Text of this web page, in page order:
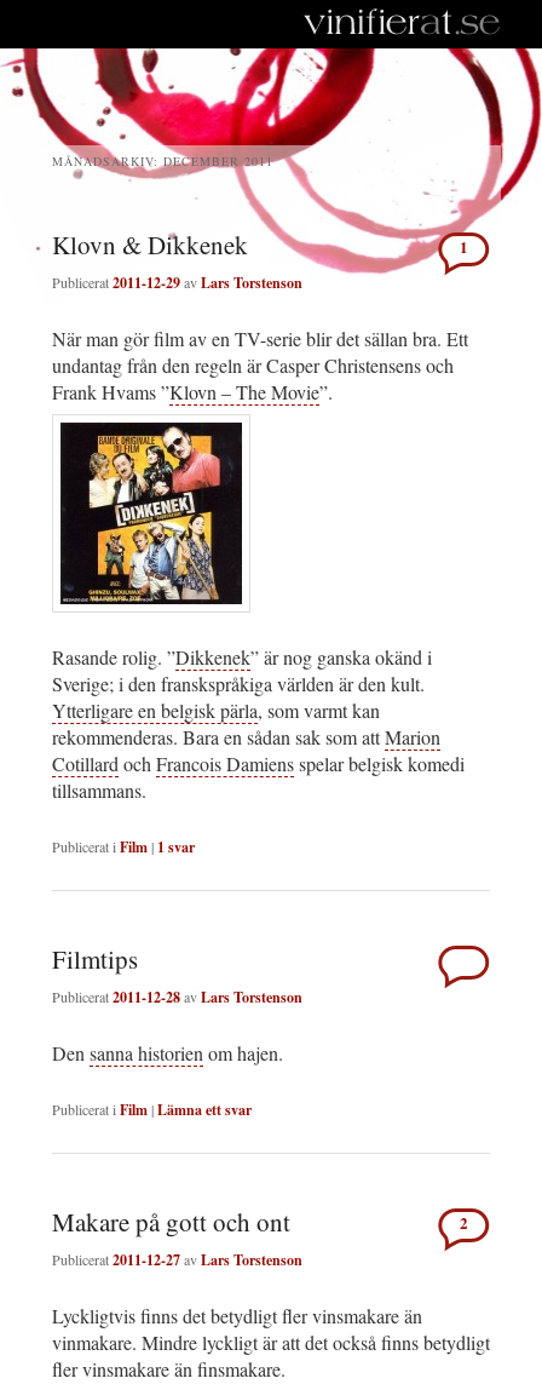
MÅNADSARKIV:DECEMBER 2011
Klovn & Dikkenek
Publicerat2011-12-29avLars Torstenson
1
När man gör film av en TV-serie blir det sällan bra. Ett
undantag från den regeln är Casper Christensens och
Frank Hvams ”Klovn – The Movie”.
Rasande rolig. ”Dikkenek” är nog ganska okänd i
Sverige; i den franskspråkiga världen är den kult.
Ytterligare en belgisk pärla, som varmt kan
rekommenderas. Bara en sådan sak som attMarion
Cotillard och Francois Damiensspelar belgisk komedi
tillsammans.
Publicerat i Film| 1 svar
Filmtips
Publicerat2011-12-28avLars Torstenson
Den sanna historien om hajen.
Publicerat i Film|Lämna ett svar
Makare på gott och ont
Publicerat2011-12-27avLars Torstenson
2
Lyckligtvis finns det betydligt fler vinsmakare än
vinmakare. Mindre lyckligt är att det också finns betydligt
fler vinsmakare än finsmakare.